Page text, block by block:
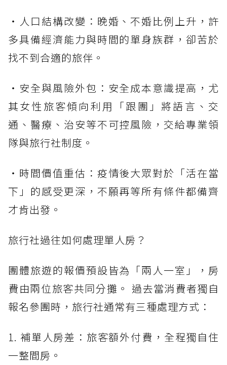
・人口結構改變：晚婚、不婚比例上升，許
多具備經濟能力與時間的單身族群，卻苦於
找不到合適的旅伴。
・安全與風險外包：安全成本意識提高，尤
其女性旅客傾向利用「跟團」將語言、交
通、醫療、治安等不可控風險，交給專業領
隊與旅行社制度。
・時間價值重估：疫情後大眾對於「活在當
下」的感受更深，不願再等所有條件都備齊
才肯出發。
旅行社過往如何處理單人房？
團體旅遊的報價預設皆為「兩人一室」，房
費由兩位旅客共同分攤。 過去當消費者獨自
報名參團時，旅行社通常有三種處理方式：
1. 補單人房差：旅客額外付費，全程獨自住
一整間房。